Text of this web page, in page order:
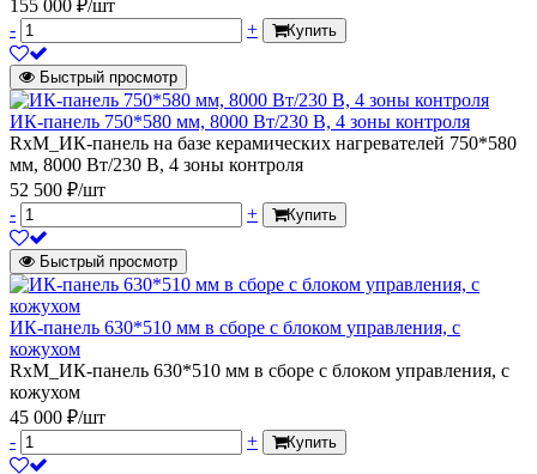
155 000 ₽/шт
-
+ Купить
Быстрый просмотр
ИК-панель 750*580 мм, 8000 Вт/230 В, 4 зоны контроля
RxM_ИК-панель на базе керамических нагревателей 750*580
мм, 8000 Вт/230 В, 4 зоны контроля
52 500 ₽/шт
-
+ Купить
Быстрый просмотр
ИК-панель 630*510 мм в сборе с блоком управления, с
кожухом
RxM_ИК-панель 630*510 мм в сборе с блоком управления, с
кожухом
45 000 ₽/шт
-
+ Купить